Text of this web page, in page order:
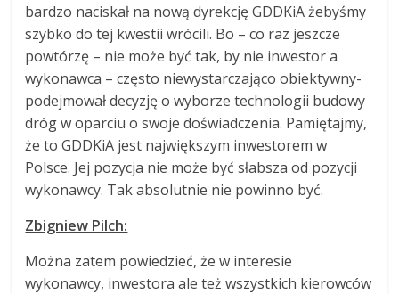
bardzo naciskał na nową dyrekcję GDDKiA żebyśmy
szybko do tej kwestii wrócili. Bo – co raz jeszcze
powtórzę – nie może być tak, by nie inwestor a
wykonawca – często niewystarczająco obiektywny-
podejmował decyzję o wyborze technologii budowy
dróg w oparciu o swoje doświadczenia. Pamiętajmy,
że to GDDKiA jest największym inwestorem w
Polsce. Jej pozycja nie może być słabsza od pozycji
wykonawcy. Tak absolutnie nie powinno być.
Zbigniew Pilch:
Można zatem powiedzieć, że w interesie
wykonawcy, inwestora ale też wszystkich kierowców